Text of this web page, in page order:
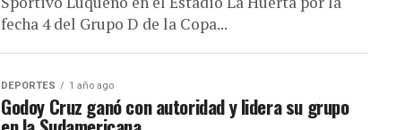
fecha 4 del Grupo D de la Copa...
DEPORTES 1 año ago
Godoy Cruz ganó con autoridad y lidera su grupo